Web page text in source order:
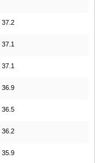
37.2
37.1
37.1
36.9
36.5
36.2
35.9